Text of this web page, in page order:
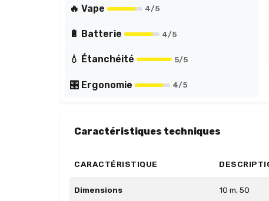
🔥 Vape 4/5
🔋 Batterie 4/5
💧 Étanchéité 5/5
🎛️ Ergonomie 4/5
Caractéristiques techniques
CARACTÉRISTIQUE
Dimensions 10 m, 50